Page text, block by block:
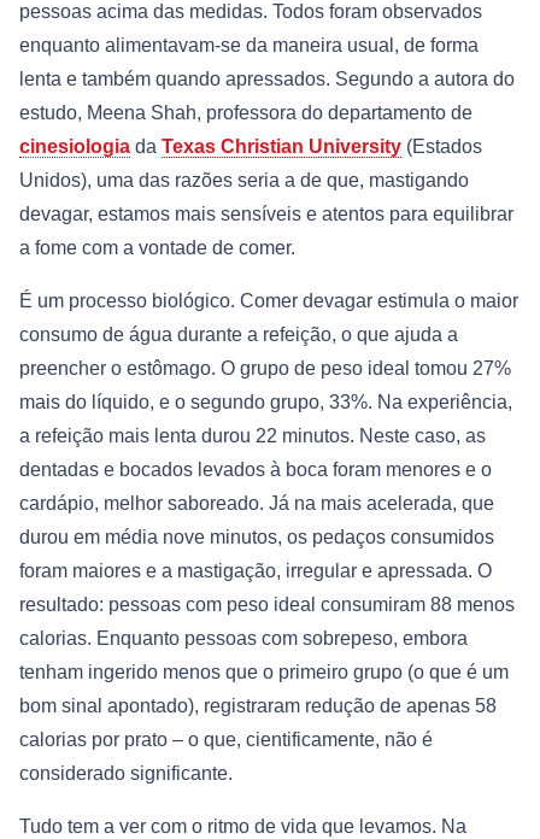
pessoas acima das medidas. Todos foram observados
enquanto alimentavam-se da maneira usual, de forma
lenta e também quando apressados. Segundo a autora do
estudo, Meena Shah, professora do departamento de
cinesiologia da Texas Christian University (Estados
Unidos), uma das razões seria a de que, mastigando
devagar, estamos mais sensíveis e atentos para equilibrar
a fome com a vontade de comer.
É um processo biológico. Comer devagar estimula o maior
consumo de água durante a refeição, o que ajuda a
preencher o estômago. O grupo de peso ideal tomou 27%
mais do líquido, e o segundo grupo, 33%. Na experiência,
a refeição mais lenta durou 22 minutos. Neste caso, as
dentadas e bocados levados à boca foram menores e o
cardápio, melhor saboreado. Já na mais acelerada, que
durou em média nove minutos, os pedaços consumidos
foram maiores e a mastigação, irregular e apressada. O
resultado: pessoas com peso ideal consumiram 88 menos
calorias. Enquanto pessoas com sobrepeso, embora
tenham ingerido menos que o primeiro grupo (o que é um
bom sinal apontado), registraram redução de apenas 58
calorias por prato – o que, cientificamente, não é
considerado significante.
Tudo tem a ver com o ritmo de vida que levamos. Na